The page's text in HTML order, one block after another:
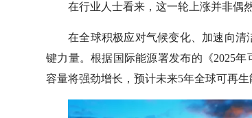
在行业人士看来，这一轮上涨并非偶
在全球积极应对气候变化、加速向
键力量。根据国际能源署发布的《2025
容量将强劲增长，预计未来5年全球可再